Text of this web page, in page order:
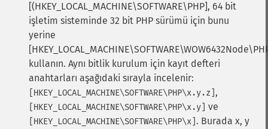
[(HKEY_LOCAL_MACHINE\SOFTWARE\PHP], 64 bit
işletim sisteminde 32 bit PHP sürümü için bunu
yerine
kullanın. Aynı bitlik kurulum için kayıt defteri
anahtarları aşağıdaki sırayla incelenir:
[HKEY_LOCAL_MACHINE\SOFTWARE\PHP\x.y.z] ,
[HKEY_LOCAL_MACHINE\SOFTWARE\PHP\x.y] ve
[HKEY_LOCAL_MACHINE\SOFTWARE\PHP\x] . Burada x, y